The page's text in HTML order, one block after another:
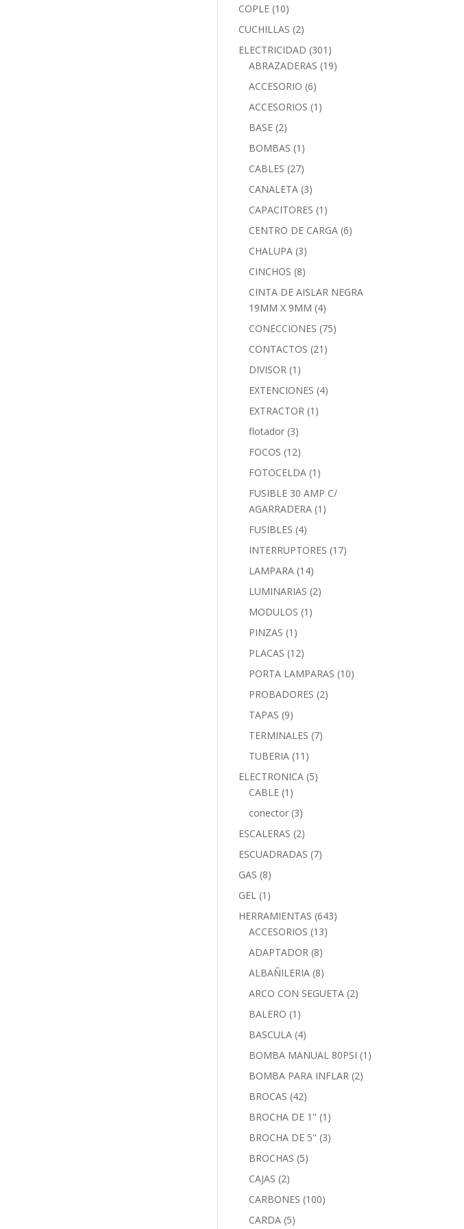
COPLE (10)
CUCHILLAS (2)
ELECTRICIDAD (301)
ABRAZADERAS (19)
ACCESORIO (6)
ACCESORIOS (1)
BASE (2)
BOMBAS (1)
CABLES (27)
CANALETA (3)
CAPACITORES (1)
CENTRO DE CARGA (6)
CHALUPA (3)
CINCHOS (8)
CINTA DE AISLAR NEGRA
19MM X 9MM (4)
CONECCIONES (75)
CONTACTOS (21)
DIVISOR (1)
EXTENCIONES (4)
EXTRACTOR (1)
flotador (3)
FOCOS (12)
FOTOCELDA (1)
FUSIBLE 30 AMP C/
AGARRADERA (1)
FUSIBLES (4)
INTERRUPTORES (17)
LAMPARA (14)
LUMINARIAS (2)
MODULOS (1)
PINZAS (1)
PLACAS (12)
PORTA LAMPARAS (10)
PROBADORES (2)
TAPAS (9)
TERMINALES (7)
TUBERIA (11)
ELECTRONICA (5)
CABLE (1)
conector (3)
ESCALERAS (2)
ESCUADRADAS (7)
GAS (8)
GEL (1)
HERRAMIENTAS (643)
ACCESORIOS (13)
ADAPTADOR (8)
ALBAÑILERIA (8)
ARCO CON SEGUETA (2)
BALERO (1)
BASCULA (4)
BOMBA MANUAL 80PSI (1)
BOMBA PARA INFLAR (2)
BROCAS (42)
BROCHA DE 1" (1)
BROCHA DE 5" (3)
BROCHAS (5)
CAJAS (2)
CARBONES (100)
CARDA (5)